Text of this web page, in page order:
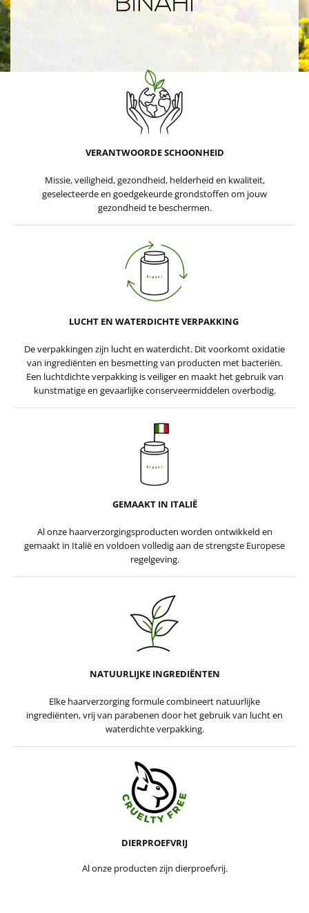
VERANTWOORDE SCHOONHEID
Missie, veiligheid, gezondheid, helderheid en kwaliteit,
geselecteerde en goedgekeurde grondstoffen om jouw
gezondheid te beschermen.
LUCHT EN WATERDICHTE VERPAKKING
De verpakkingen zijn lucht en waterdicht. Dit voorkomt oxidatie
van ingrediënten en besmetting van producten met bacteriën.
Een luchtdichte verpakking is veiliger en maakt het gebruik van
kunstmatige en gevaarlijke conserveermiddelen overbodig.
GEMAAKT IN ITALIË
Al onze haarverzorgingsproducten worden ontwikkeld en
gemaakt in Italië en voldoen volledig aan de strengste Europese
regelgeving.
NATUURLIJKE INGREDIËNTEN
Elke haarverzorging formule combineert natuurlijke
ingrediënten, vrij van parabenen door het gebruik van lucht en
waterdichte verpakking.
DIERPROEFVRIJ
Al onze producten zijn dierproefvrij.